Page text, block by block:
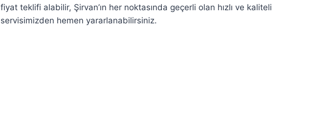
fiyat teklifi alabilir, Şirvan’ın her noktasında geçerli olan hızlı ve kaliteli
servisimizden hemen yararlanabilirsiniz.